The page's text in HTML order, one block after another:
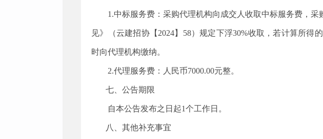
1.中标服务费：采购代理机构向成交人收取中标服务费，
见》（云建招协【2024】58）规定下浮30%收取，若计算所得
时向代理机构缴纳。
2.代理服务费：人民币7000.00元整。
七、公告期限
自本公告发布之日起1个工作日。
八、其他补充事宜